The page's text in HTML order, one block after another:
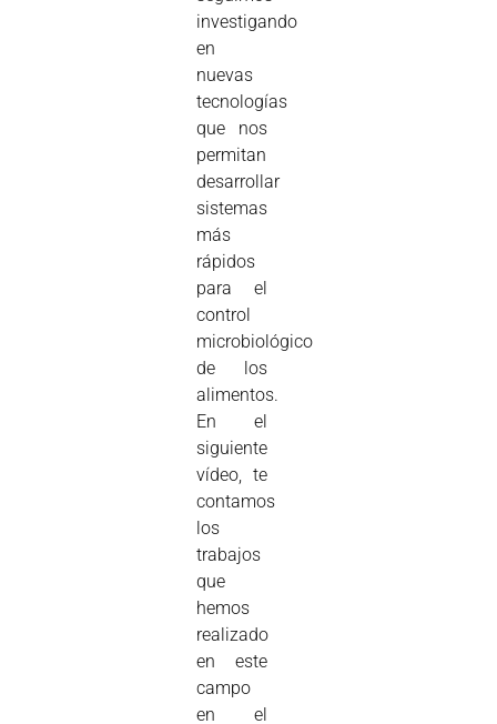
investigando
en
nuevas
tecnologías
que nos
permitan
desarrollar
sistemas
más
rápidos
para el
control
microbiológico
de los
alimentos.
En el
siguiente
vídeo, te
contamos
los
trabajos
que
hemos
realizado
en este
campo
en el